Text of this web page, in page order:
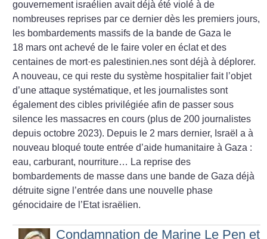
gouvernement israélien avait déjà été violé à de
nombreuses reprises par ce dernier dès les premiers jours,
les bombardements massifs de la bande de Gaza le
18 mars ont achevé de le faire voler en éclat et des
centaines de mort·es palestinien.nes sont déjà à déplorer.
A nouveau, ce qui reste du système hospitalier fait l’objet
d’une attaque systématique, et les journalistes sont
également des cibles privilégiée afin de passer sous
silence les massacres en cours (plus de 200 journalistes
depuis octobre 2023). Depuis le 2 mars dernier, Israël a à
nouveau bloqué toute entrée d’aide humanitaire à Gaza :
eau, carburant, nourriture… La reprise des
bombardements de masse dans une bande de Gaza déjà
détruite signe l’entrée dans une nouvelle phase
génocidaire de l’Etat israëlien.
Condamnation de Marine Le Pen et